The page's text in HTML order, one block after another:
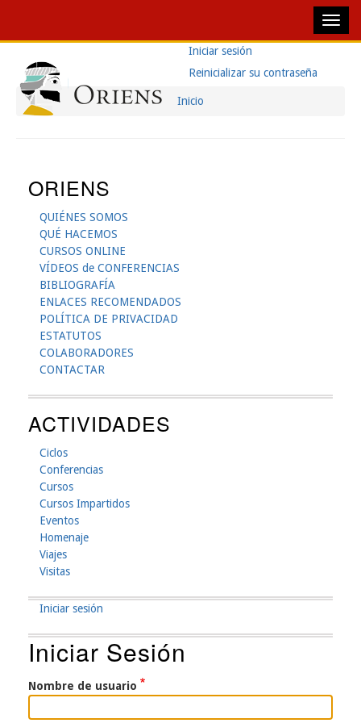
contenido
principal
Navegación
Principal
Solapas
Principales
Iniciar sesión
activa)
Reinicializar su contraseña
Sobrescribir
De
Ayuda
A
La
Navegación
Inicio
ORIENS
QUIÉNES SOMOS
QUÉ HACEMOS
CURSOS ONLINE
VÍDEOS de CONFERENCIAS
BIBLIOGRAFÍA
ENLACES RECOMENDADOS
POLÍTICA DE PRIVACIDAD
ESTATUTOS
COLABORADORES
CONTACTAR
ACTIVIDADES
Ciclos
Conferencias
Cursos
Cursos Impartidos
Eventos
Homenaje
Viajes
Visitas
De
Cuenta
De
Iniciar sesión
Iniciar Sesión
Nombre de usuario